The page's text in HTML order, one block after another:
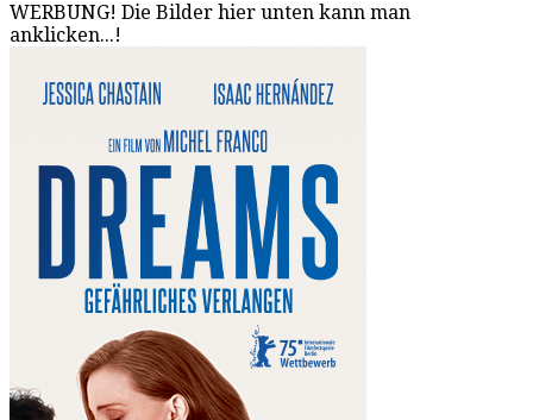
WERBUNG! Die Bilder hier unten kann man
anklicken...!